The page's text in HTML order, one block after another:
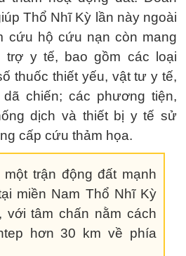
Thổ Nhĩ Kỳ lần này ngoài
cứu hộ cứu nạn còn mang
trợ y tế, bao gồm các loại
thuốc thiết yếu, vật tư y tế,
dã chiến; các phương tiện,
dịch và thiết bị y tế sử
cấp cứu thảm họa.
trận động đất mạnh
miền Nam Thổ Nhĩ Kỳ
với tâm chấn nằm cách
hơn 30 km về phía